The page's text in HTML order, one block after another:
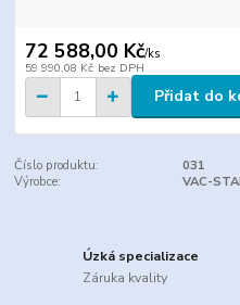
72 588,00 Kč/ks
59 990,08 Kč bez DPH
Přidat do
Číslo produktu:
031
Výrobce:
VAC-
Úzká specializace
Záruka kvality